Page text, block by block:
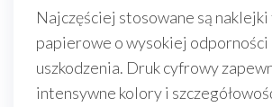
Najczęściej stosowane są
papierowe o wysokiej odporności
uszkodzenia. Druk cyfrowy
intensywne kolory i